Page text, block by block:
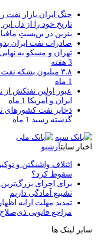
جنگ ایران بازار نفت
تاریخ خود را از دل
بنزین در بن‌بستِ
صادرات نفت ایران
تهران و مسکو به
3 هفته
۳.۸ میلیون بشکه نفت خام ایران از محاصره آمریکا عبور کرد
1 ماه
عبور اولین نفتکش
ایران و آمریکا 1 ماه
گذشته رسید 1 ماه
اخبار سایتآرشیو
ائتلاف واشنگتن و
سقوط کرد؟
برای اجرای
تشییع آمادگی داریم
تمدید مهلت ارایه
مراجع قانونی ذی‌‏صلاح
سایر لینک ها